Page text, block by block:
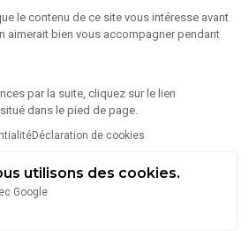
le contenu de ce site vous intéresse avant
aimerait bien vous accompagner pendant
par la suite, cliquez sur le lien
dans le pied de page.
Déclaration de cookies
utilisons des cookies.
Google
plus sur le quartier